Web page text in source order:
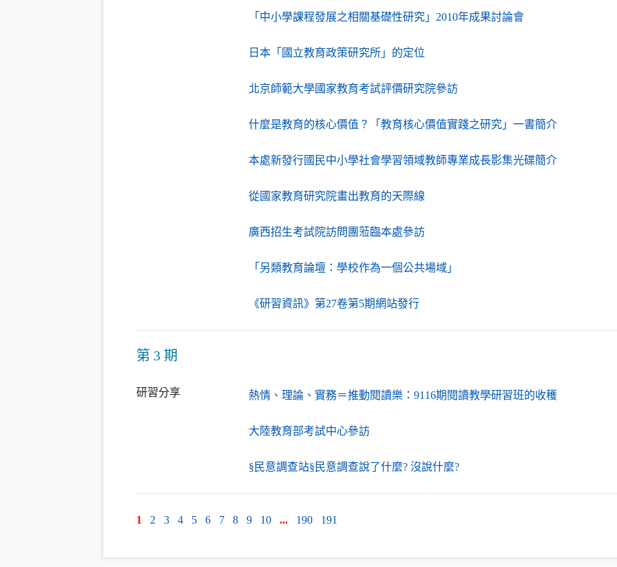
「中小學課程發展之相關基礎性研究」2010年成果討論會（另開新視窗）
日本「國立教育政策研究所」的定位（另開新視窗）
北京師範大學國家教育考試評價研究院參訪（另開新視窗）
什麼是教育的核心價值？「教育核心價值實踐之研究」一書簡介（另開新視
本處新發行國民中小學社會學習領域教師專業成長影集光碟簡介（另開新視
從國家教育研究院畫出教育的天際線（另開新視窗）
廣西招生考試院訪問團蒞臨本處參訪（另開新視窗）
「另類教育論壇：學校作為一個公共場域」
《研習資訊》第27卷第5期網站發行（另開新視窗）
第 3 期
研習分享 熱情、理論、實務＝推動閱讀樂：9116期閱讀教學研習班的收穫（另開新視
大陸教育部考試中心參訪（另開新視窗）
§民意調查站§民意調查說了什麼? 沒說什麼?（另開新視窗）
1 2 3 4 5 6 7 8 9 10 ... 190 191